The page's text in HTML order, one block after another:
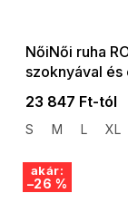
NőiNői ruha
szoknyával
színben
23 847 Ft-tól
S M L XL
akár:
–26 %